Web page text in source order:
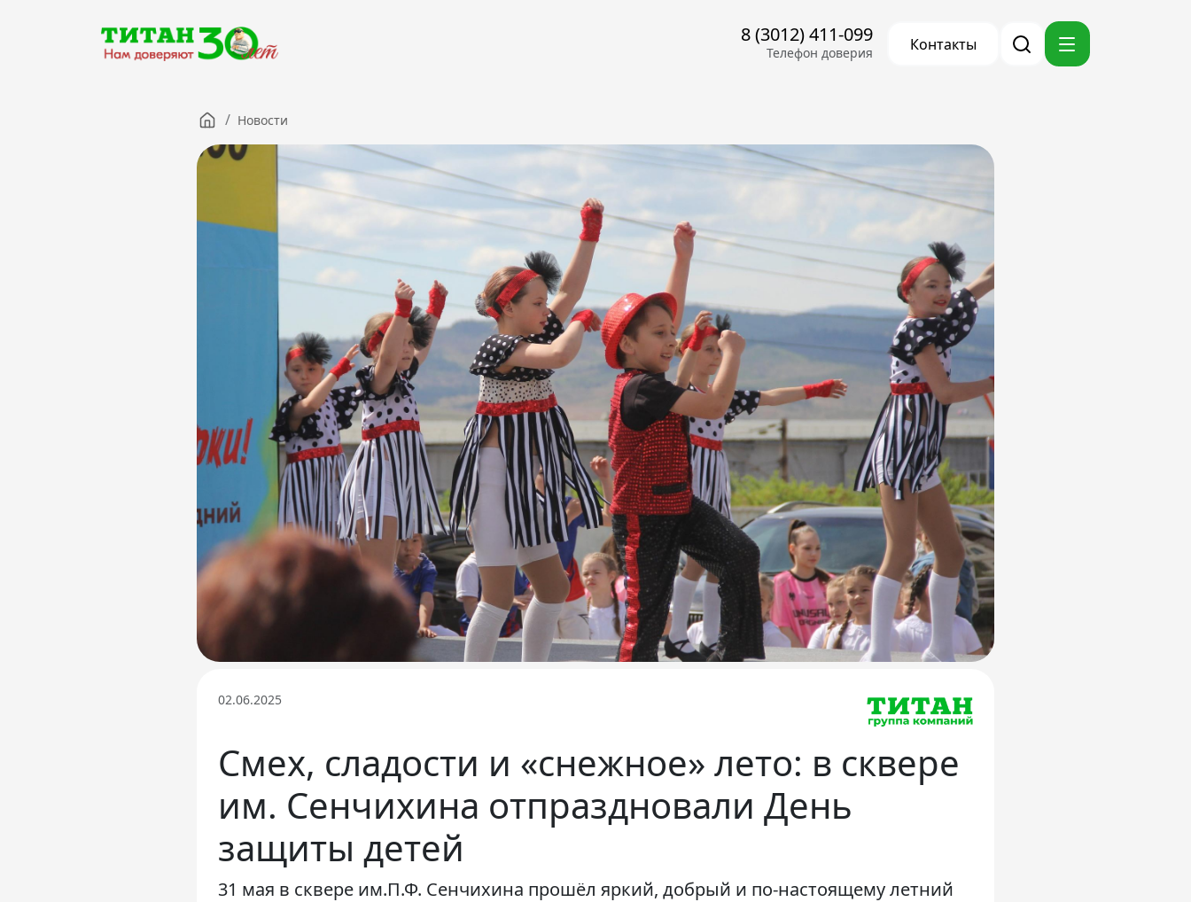
8 (3012) 411-099
Телефон доверия Контакты
/ Новости
02.06.2025
Смех, сладости и «снежное» лето: в сквере
им. Сенчихина отпраздновали День
защиты детей
31 мая в сквере им.П.Ф. Сенчихина прошёл яркий, добрый и по-настоящему летний